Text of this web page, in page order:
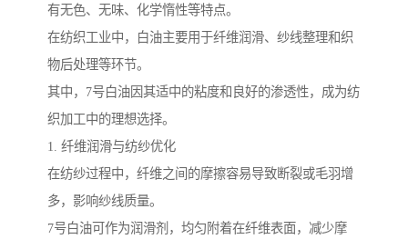
有无色、无味、化学惰性等特点。
在纺织工业中，白油主要用于纤维润滑、纱线整理和织
物后处理等环节。
其中，7号白油因其适中的粘度和良好的渗透性，成为纺
织加工中的理想选择。
1. 纤维润滑与纺纱优化
在纺纱过程中，纤维之间的摩擦容易导致断裂或毛羽增
多，影响纱线质量。
7号白油可作为润滑剂，均匀附着在纤维表面，减少摩